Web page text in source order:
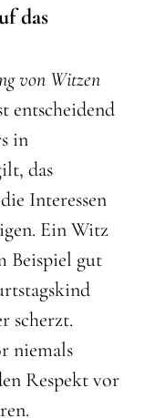
das
von Witzen
entscheidend
in
das
Interessen
Ein Witz
Beispiel gut
scherzt.
niemals
Respekt vor